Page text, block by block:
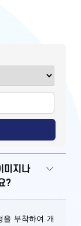
미지나
?
을 부착하여 개